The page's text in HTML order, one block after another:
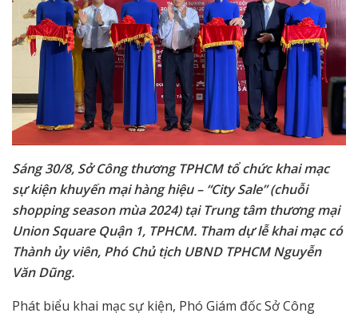
Sáng 30/8, Sở Công thương TPHCM tổ chức khai mạc
sự kiện khuyến mại hàng hiệu – “City Sale” (chuỗi
shopping season mùa 2024) tại Trung tâm thương mại
Union Square Quận 1, TPHCM. Tham dự lễ khai mạc có
Thành ủy viên, Phó Chủ tịch UBND TPHCM Nguyễn
Văn Dũng.
Phát biểu khai mạc sự kiện, Phó Giám đốc Sở Công